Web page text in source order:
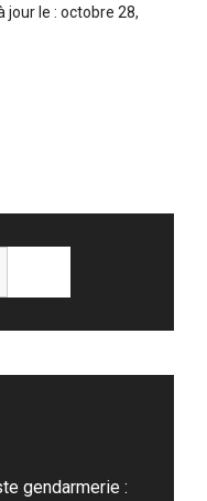
jour le : octobre 28,
gendarmerie :